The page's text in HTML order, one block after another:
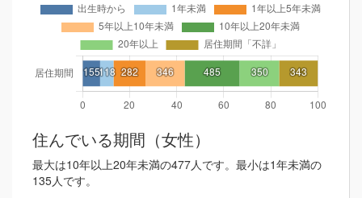
住んでいる期間（女性）
最大は10年以上20年未満の477人です。最小は1年未満の
135人です。